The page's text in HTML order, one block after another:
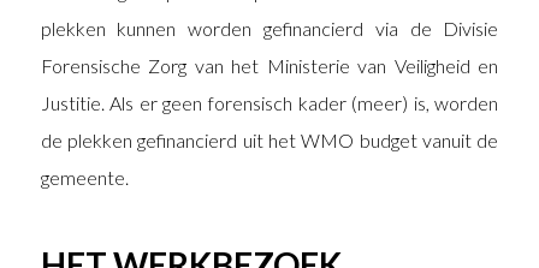
plekken kunnen worden gefinancierd via de Divisie
Forensische Zorg van het Ministerie van Veiligheid en
Justitie. Als er geen forensisch kader (meer) is, worden
de plekken gefinancierd uit het WMO budget vanuit de
gemeente.